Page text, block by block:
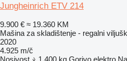
Jungheinrich ETV 214
9.900 € ≈ 19.360 KM
Mašina za skladištenje - regalni
2020
4.925 m/č
Nosivost
1.400 kg Gorivo elektro